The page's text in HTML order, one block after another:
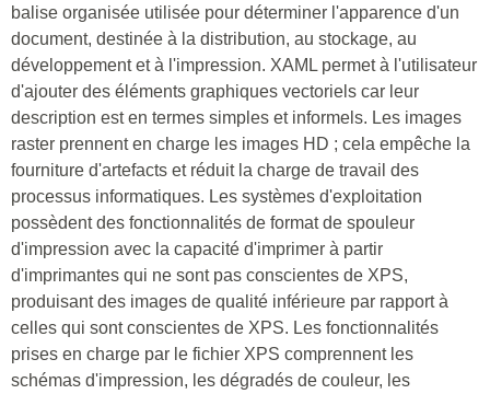
balise organisée utilisée pour déterminer l'apparence d'un
document, destinée à la distribution, au stockage, au
développement et à l'impression. XAML permet à l'utilisateur
d'ajouter des éléments graphiques vectoriels car leur
description est en termes simples et informels. Les images
raster prennent en charge les images HD ; cela empêche la
fourniture d'artefacts et réduit la charge de travail des
processus informatiques. Les systèmes d'exploitation
possèdent des fonctionnalités de format de spouleur
d'impression avec la capacité d'imprimer à partir
d'imprimantes qui ne sont pas conscientes de XPS,
produisant des images de qualité inférieure par rapport à
celles qui sont conscientes de XPS. Les fonctionnalités
prises en charge par le fichier XPS comprennent les
schémas d'impression, les dégradés de couleur, les